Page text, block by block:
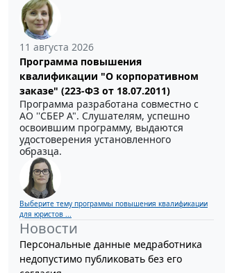
11 августа 2026
Программа повышения
квалификации "О корпоративном
заказе" (223-ФЗ от 18.07.2011)
Программа разработана совместно с
АО ''СБЕР А". Слушателям, успешно
освоившим программу, выдаются
удостоверения установленного
образца.
Выберите тему программы повышения квалификации
для юристов ...
Новости
Персональные данные медработника
недопустимо публиковать без его